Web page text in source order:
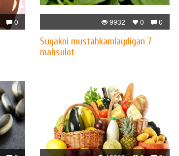
0 0
0
9932
Suyakni mustahkamlaydigan 7
mahsulot